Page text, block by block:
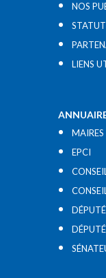
NOS
LIENS
MAIRES
EPCI